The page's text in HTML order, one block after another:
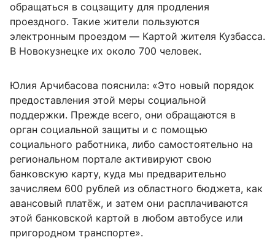
обращаться в соцзащиту для продления
проездного. Такие жители пользуются
электронным проездом — Картой жителя Кузбасса.
В Новокузнецке их около 700 человек.
Юлия Арчибасова пояснила: «Это новый порядок
предоставления этой меры социальной
поддержки. Прежде всего, они обращаются в
орган социальной защиты и с помощью
социального работника, либо самостоятельно на
региональном портале активируют свою
банковскую карту, куда мы предварительно
зачисляем 600 рублей из областного бюджета, как
авансовый платёж, и затем они расплачиваются
этой банковской картой в любом автобусе или
пригородном транспорте».